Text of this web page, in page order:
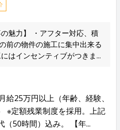
魅力】 ・アフター対応、積
前の物件の施工に集中出来る
はインセンティブがつきま...
25万円以上（年齢、経験、
※定額残業制度を採用。上記
50時間）込み。 【年...